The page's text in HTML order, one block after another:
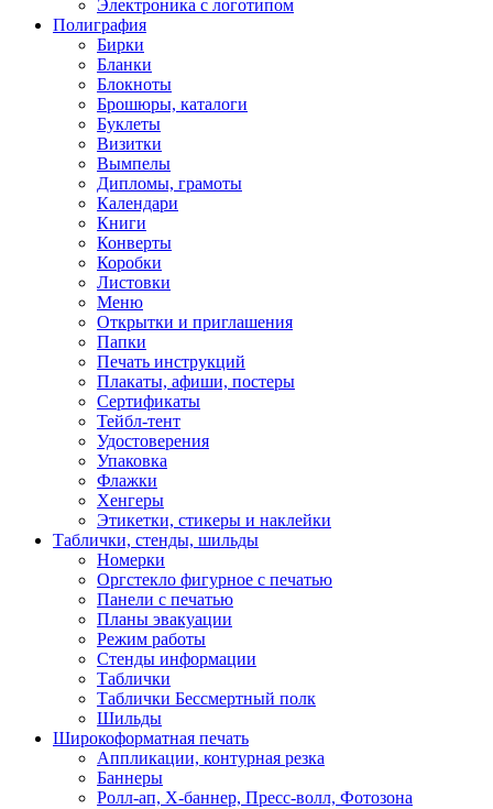
Электроника с логотипом
Полиграфия
Бирки
Бланки
Блокноты
Брошюры, каталоги
Буклеты
Визитки
Вымпелы
Дипломы, грамоты
Календари
Книги
Конверты
Коробки
Листовки
Меню
Открытки и приглашения
Папки
Печать инструкций
Плакаты, афиши, постеры
Сертификаты
Тейбл-тент
Удостоверения
Упаковка
Флажки
Хенгеры
Этикетки, стикеры и наклейки
Таблички, стенды, шильды
Номерки
Оргстекло фигурное с печатью
Панели с печатью
Планы эвакуации
Режим работы
Стенды информации
Таблички
Таблички Бессмертный полк
Шильды
Широкоформатная печать
Аппликации, контурная резка
Баннеры
Ролл-ап, X-баннер, Пресс-волл, Фотозона